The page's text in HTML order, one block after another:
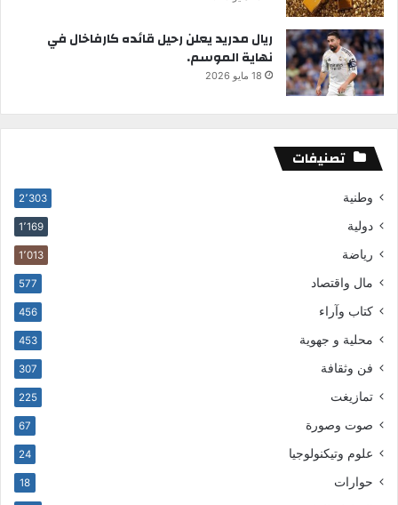
ريال مدريد يعلن رحيل قائده كارفاخال في
نهاية الموسم.
18 مايو 2026
تصنيفات
وطنية 2٬303
دولية 1٬169
رياضة 1٬013
مال واقتصاد 577
كتاب وآراء 456
محلية و جهوية 453
فن وثقافة 307
تمازيغت 225
صوت وصورة 67
علوم وتيكنولوجيا 24
حوارات 18